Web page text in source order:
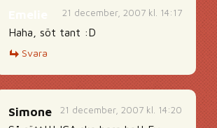
21 december, 2007 kl. 14:17
Haha, söt tant :D
Svara
21 december, 2007 kl. 14:20
Simone